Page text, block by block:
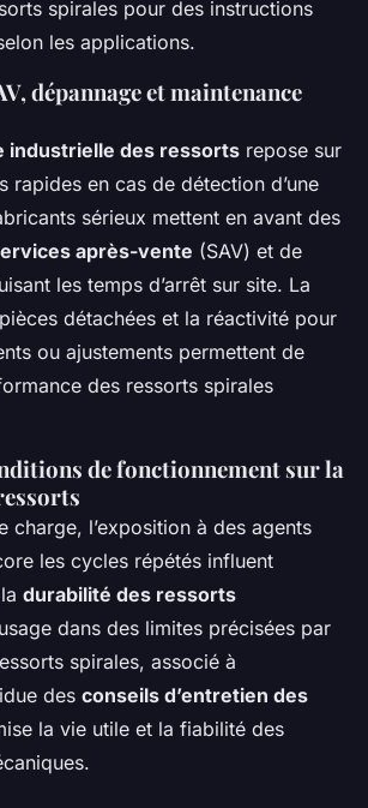
spirales pour des instructions
les applications.
dépannage et maintenance
industrielle des ressorts repose sur
rapides en cas de détection d’une
sérieux mettent en avant des
après-vente (SAV) et de
les temps d’arrêt sur site. La
détachées et la réactivité pour
ou ajustements permettent de
des ressorts spirales
de fonctionnement sur la
charge, l’exposition à des agents
les cycles répétés influent
durabilité des ressorts
dans des limites précisées par
spirales, associé à
des conseils d’entretien des
la vie utile et la fiabilité des